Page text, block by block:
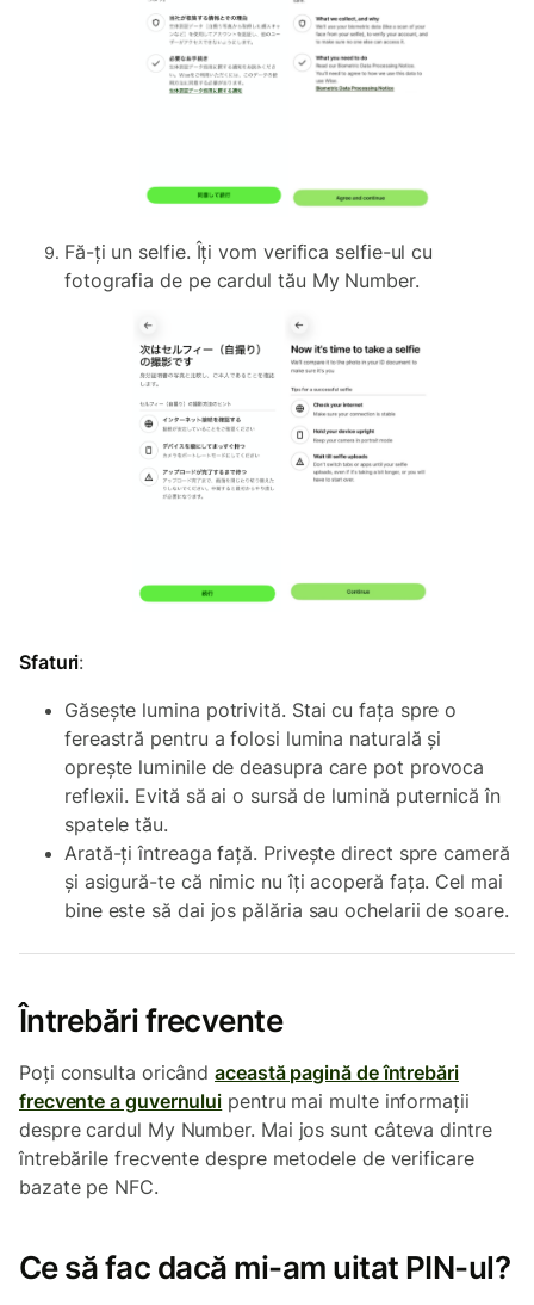
Fă-ți un selfie. Îți vom verifica selfie-ul cu
fotografia de pe cardul tău My Number.
Sfaturi:
Găsește lumina potrivită. Stai cu fața spre o
fereastră pentru a folosi lumina naturală și
oprește luminile de deasupra care pot provoca
reflexii. Evită să ai o sursă de lumină puternică în
spatele tău.
Arată-ți întreaga față. Privește direct spre cameră
și asigură-te că nimic nu îți acoperă fața. Cel mai
bine este să dai jos pălăria sau ochelarii de soare.
Întrebări frecvente
Poți consulta oricândaceastă pagină de întrebări
frecvente a guvernului pentru mai multe informații
despre cardul My Number. Mai jos sunt câteva dintre
întrebările frecvente despre metodele de verificare
bazate pe NFC.
Ce să fac dacă mi-am uitat PIN-ul?